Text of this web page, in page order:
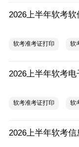
软考准考证打印 软
软考准考证打印 软